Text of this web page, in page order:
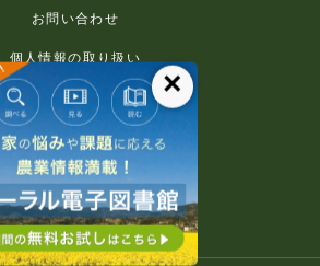
お問い合わせ
個人情報の取り扱い
免責事項
利用規約
推奨環境
著作権等について
×